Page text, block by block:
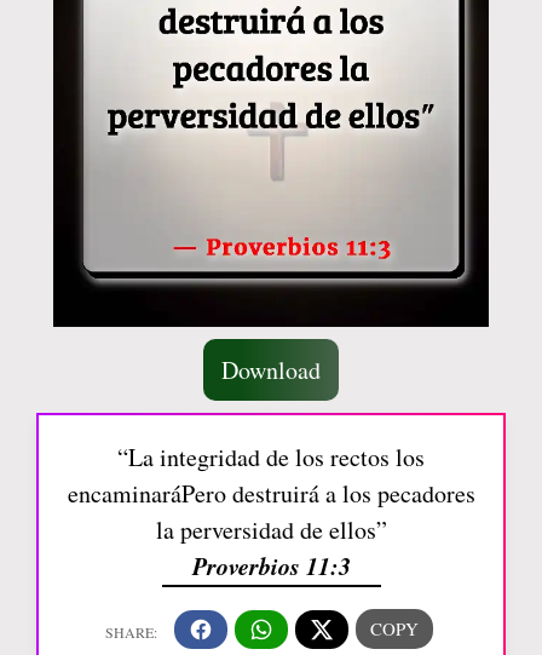
Download
“La integridad de los rectos los
encaminaráPero destruirá a los pecadores
la perversidad de ellos”
Proverbios 11:3